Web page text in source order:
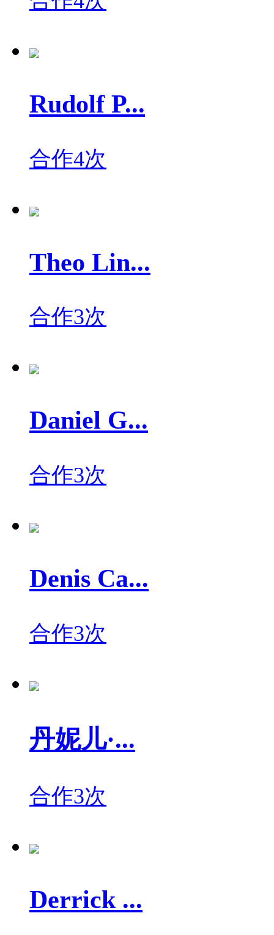
Rudolf P...
合作4次
Theo Lin...
合作3次
Daniel G...
合作3次
Denis Ca...
合作3次
丹妮儿·...
合作3次
Derrick ...